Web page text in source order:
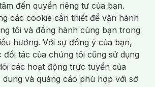
Máy Massage/Mặt Nạ Xông Hơi /Nước Rửa Tay/
/Bàn Chải Đánh Răng /Bàn Chải Điện/
Răng /Máy Tăm Nước/ Nước Súc Miệng/
Miệng / Dung Dịch Vệ Sinh/Dưỡng Vùng Kín/
/Băng Vệ Sinh/Tampon/Bọt Cạo Râu /Dao Cạo Râu/
/ Da Khô / Mất Nước/ Da Lão Hóa/ Da Mụn/
Da Xỉn Màu Thâm / Nám / Tàn Nhang
Sẹo /Viêm Da Cơ Địa
Da
Mặt Khô Dụng Cụ / Máy Rửa Mặt Máy Chăm Sóc Da
đến quyền riêng tư của bạn.
các cookie cần thiết để vận hành
tôi và đồng hành cùng bạn trong
hướng. Với sự đồng ý của bạn,
đối tác của chúng tôi cũng sử dụng
các hoạt động trực tuyến của
và quảng cáo phù hợp với sở